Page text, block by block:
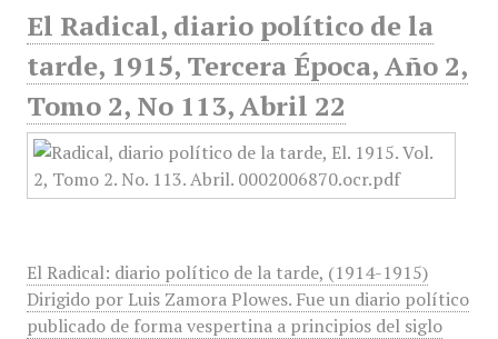
El Radical, diario político de la
tarde, 1915, Tercera Época, Año 2,
Tomo 2, No 113, Abril 22
El Radical: diario político de la tarde, (1914-1915)
Dirigido por Luis Zamora Plowes. Fue un diario político
publicado de forma vespertina a principios del siglo